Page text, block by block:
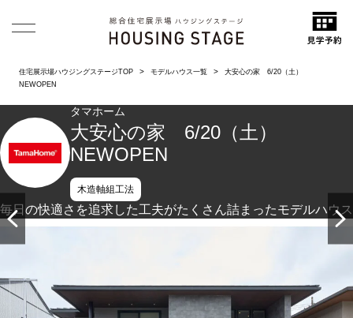
住宅展示場ハウジングステージTOP モデルハウス一覧
大安心の家 6/20（土）
NEWOPEN
タマホーム
大安心の家 6/20（土）
NEWOPEN
木造軸組工法
毎日の快適さを追求した工夫がたくさん詰まったモデルハウス